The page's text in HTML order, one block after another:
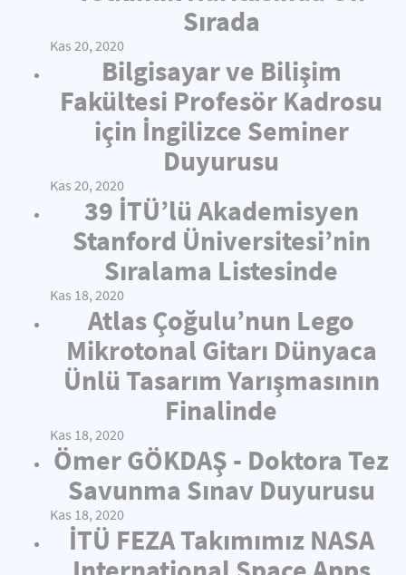
Sırada
Kas 20, 2020
Bilgisayar ve Bilişim
Fakültesi Profesör Kadrosu
için İngilizce Seminer
Duyurusu
Kas 20, 2020
39 İTÜ’lü Akademisyen
Stanford Üniversitesi’nin
Sıralama Listesinde
Kas 18, 2020
Atlas Çoğulu’nun Lego
Mikrotonal Gitarı Dünyaca
Ünlü Tasarım Yarışmasının
Finalinde
Kas 18, 2020
Ömer GÖKDAŞ - Doktora Tez
Savunma Sınav Duyurusu
Kas 18, 2020
İTÜ FEZA Takımımız NASA